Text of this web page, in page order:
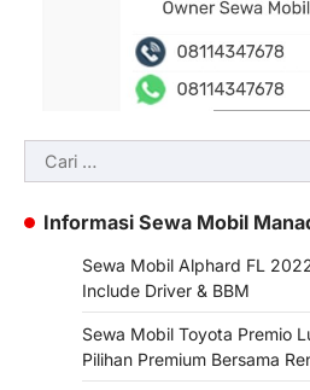
Cari
untuk:
Informasi Sewa Mobil
Sewa Mobil Alphard FL
Include Driver & BBM
Sewa Mobil Toyota Premio
Pilihan Premium Bersama